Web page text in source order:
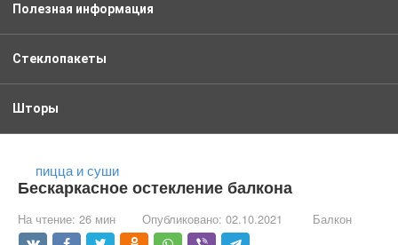
Полезная информация
Стеклопакеты
Шторы
пицца и суши
Бескаркасное остекление балкона
На чтение: 26 мин Опубликовано: 02.10.2021 Балкон